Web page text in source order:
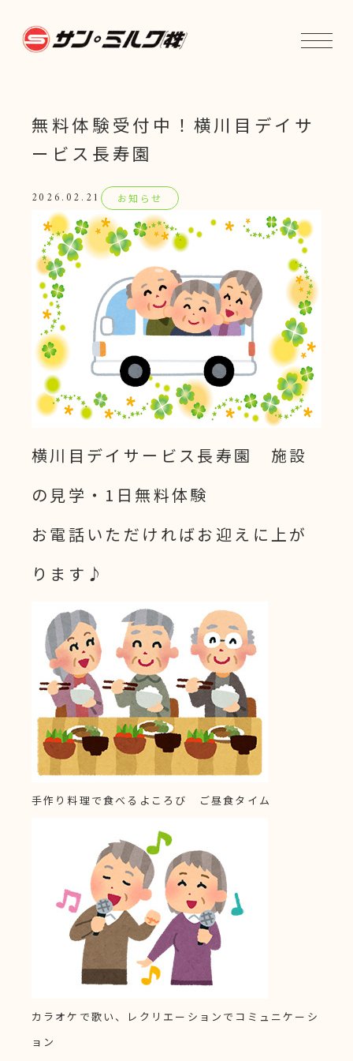
無料体験受付中！横川目デイサ
ービス長寿園
2026.02.21 お知らせ
横川目デイサービス長寿園 施設
の見学・1日無料体験
お電話いただければお迎えに上が
ります♪
手作り料理で食べるよころび ご昼食タイム
カラオケで歌い、レクリエーションでコミュニケーシ
ョン